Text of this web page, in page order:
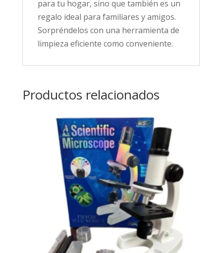
para tu hogar, sino que también es un
regalo ideal para familiares y amigos.
Sorpréndelos con una herramienta de
limpieza eficiente como conveniente.
Productos relacionados